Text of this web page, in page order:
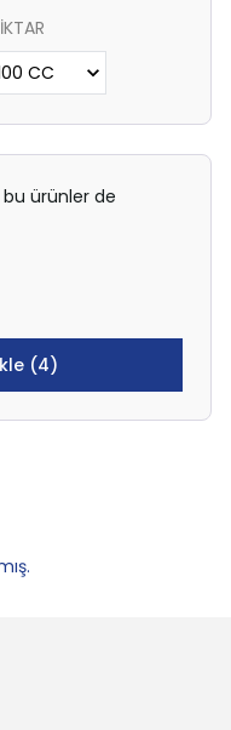
ürünler de
(4)